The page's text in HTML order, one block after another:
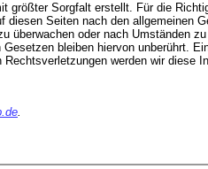
größter Sorgfalt erstellt. Für die
diesen Seiten nach den allgemeinen
überwachen oder nach Umständen
Gesetzen bleiben hiervon unberührt.
werden wir diese
.